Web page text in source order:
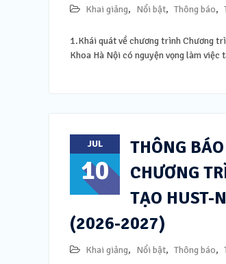
Khai giảng, Nổi bật, Thông báo,
1.Khái quát về chương trình Chương
Khoa Hà Nội có nguyện vọng làm việc
JUL
10
THÔNG
CHƯƠNG
TẠO HUST-
(2026-2027)
Khai giảng, Nổi bật, Thông báo,